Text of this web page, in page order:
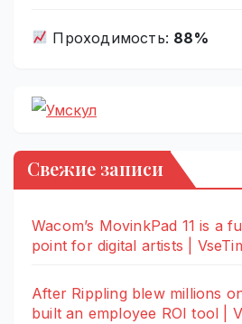
Проходимость: 88%
Свежие записи
Wacom’s MovinkPad 11 is a
point for digital artists |
After Rippling blew millions
built an employee ROI tool |